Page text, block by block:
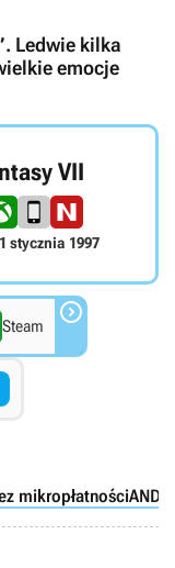
Ledwie kilka
emocje
VII
stycznia 1997
Steam 
mikropłatnościAND